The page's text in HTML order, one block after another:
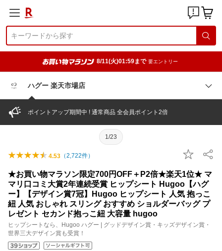
8/11(火)01:59まで 要エントリー
ハグー 楽天市場店
ポイントアップ期間中 ! 通常商品 全会員ポイント2倍
1/23
4.53 （2,722件）
★お買い物マラソン限定700円OFF＋P2倍★楽天1位★ マ
マリ口コミ大賞2年連続受賞 ヒップシート Hugoo【ハグ
ー】【デザイン賞7冠】Hugoo ヒップシート 人気 抱っこ
紐 人気 おしゃれ スリング おすすめ ショルダーバッグ プ
レゼント セカンド抱っこ紐 大容量 hugoo
ヒップシートなら、Hugoo ハグー | グッドデザイン賞・キッズデザイン賞・
世界三大デザイン賞も受賞！